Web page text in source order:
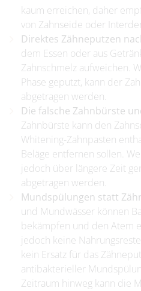
kaum erreichen, daher
von Zahnseide oder
Direktes Zähneputzen
dem Essen oder aus
Zahnschmelz aufweichen.
Phase geputzt, kann der
abgetragen werden.
Die falsche Zahnbürste
Zahnbürste kann den
Whitening-Zahnpasten
Beläge entfernen sollen.
jedoch über längere Zeit
abgetragen werden.
Mundspülungen statt
und Mundwässer können
bekämpfen und den Atem
jedoch keine
kein Ersatz für das
antibakterieller
Zeitraum hinweg kann die